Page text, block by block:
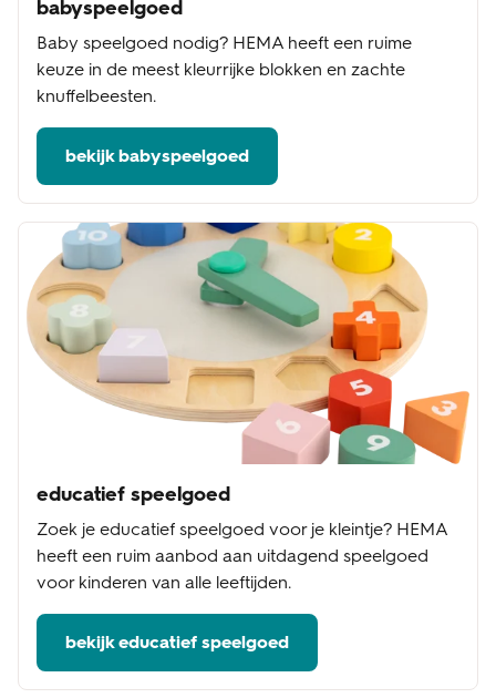
babyspeelgoed
Baby speelgoed nodig? HEMA heeft een ruime
keuze in de meest kleurrijke blokken en zachte
knuffelbeesten.
bekijk babyspeelgoed
educatief speelgoed
Zoek je educatief speelgoed voor je kleintje? HEMA
heeft een ruim aanbod aan uitdagend speelgoed
voor kinderen van alle leeftijden.
bekijk educatief speelgoed